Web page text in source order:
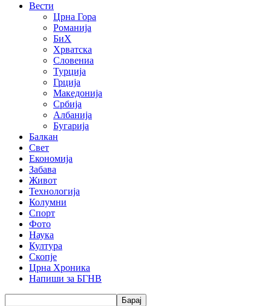
Вести
Црна Гора
Романија
БиХ
Хрватска
Словениа
Турција
Грција
Македонија
Србија
Албанија
Бугарија
Балкан
Свет
Економија
Забава
Живот
Технологија
Колумни
Спорт
Фото
Наука
Култура
Скопје
Црна Хроника
Напиши за БГНВ